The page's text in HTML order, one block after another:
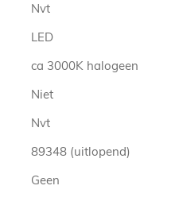
Nvt
LED
ca 3000K halogeen
Niet
Nvt
89348 (uitlopend)
Geen